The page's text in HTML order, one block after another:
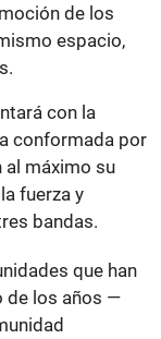
de los
espacio,
con la
conformada por
al máximo su
fuerza y
bandas.
que han
de los años —